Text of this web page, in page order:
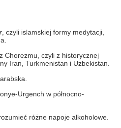
, czyli islamskiej formy medytacji,
Chorezmu, czyli z historycznej
Iran, Turkmenistan i Uzbekistan.
Urgench w północno-
różne napoje alkoholowe.